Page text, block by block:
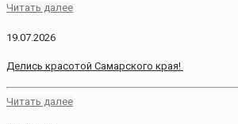
Читать далее
19.07.2026
Делись красотой Самарского края!
Читать далее